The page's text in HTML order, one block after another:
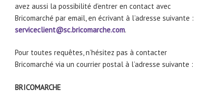
avez aussi la possibilité d’entrer en contact avec
Bricomarché par email, en écrivant à l’adresse suivante :
serviceclient@sc.bricomarche.com.
Pour toutes requêtes, n’hésitez pas à contacter
Bricomarché via un courrier postal à l’adresse suivante :
BRICOMARCHE